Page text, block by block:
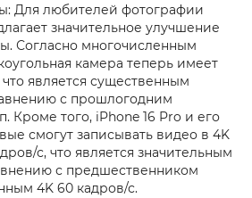
Для любителей фотографии
значительное улучшение
Согласно многочисленным
камера теперь имеет
является существенным
с прошлогодним
Кроме того, iPhone 16 Pro и его
смогут записывать видео в 4K
с, что является значительным
с предшественником
4K 60 кадров/с.